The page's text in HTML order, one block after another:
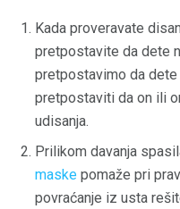
Kada proveravate
pretpostavite da dete
pretpostavimo da
pretpostaviti da on ili
udisanja.
Prilikom davanja
maske pomaže pri
povraćanje iz usta